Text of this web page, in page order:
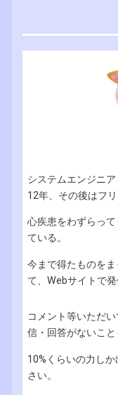
システムエンジニ
12年、その後はフ
心疾患をわずらっ
ている。
今まで得たものを
て、Webサイトで発
コメント等いただ
信・回答がないこと
10%くらいの力し
さい。